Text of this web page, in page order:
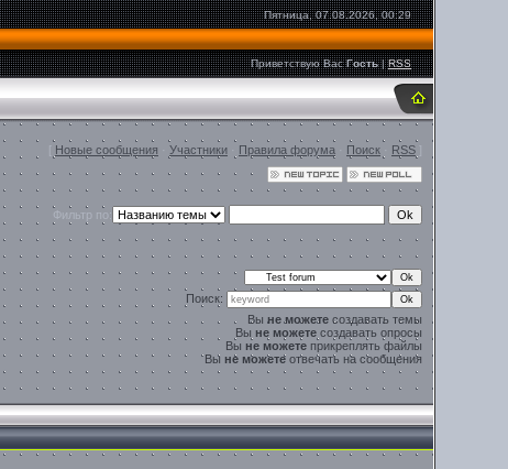
Пятница, 07.08.2026, 00:29
Приветствую Вас Гость|RSS
[ Новые сообщения Участники Правила форума Поиск RSS ]
Фильтр по:
Поиск:
Вы не можете создавать темы
Вы не можете создавать опросы
Вы не можете прикреплять файлы
Вы не можете отвечать на сообщения